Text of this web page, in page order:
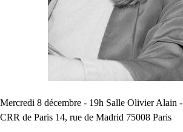
Mercredi 8 décembre - 19h Salle Olivier Alain -
CRR de Paris 14, rue de Madrid 75008 Paris